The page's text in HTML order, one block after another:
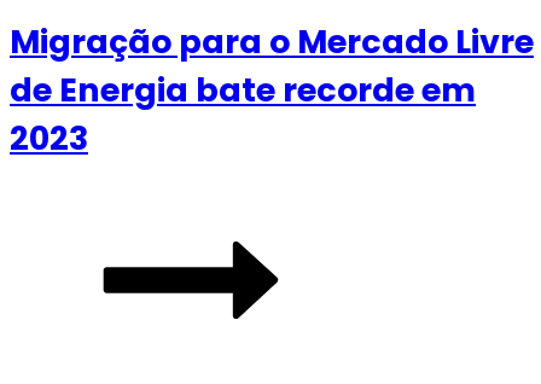
Migração para o Mercado Livre
de Energia bate recorde em
2023